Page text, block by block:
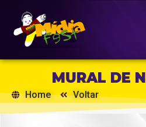
MURAL DE
Home Voltar